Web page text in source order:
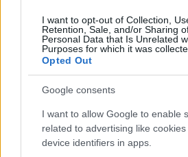
I want to opt-out of Collection,
Retention, Sale, and/or Sharing
Personal Data that Is Unrelated
Purposes for which it was
Opted Out
Google consents
I want to allow Google to enable
related to advertising like
device identifiers in apps.